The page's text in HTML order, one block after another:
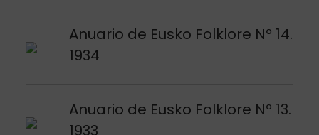
Anuario de Eusko Folklore Nº 14.
1934
Argitalpena ikusi
Anuario de Eusko Folklore Nº 13.
1933
Argitalpena ikusi